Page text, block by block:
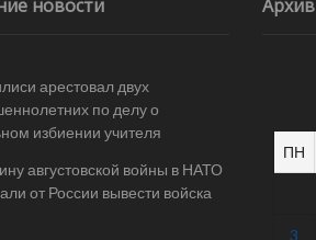
новости
арестовал двух
по делу о
избиении учителя
августовской войны в НАТО
от России вывести войска
Архив
ПН
3